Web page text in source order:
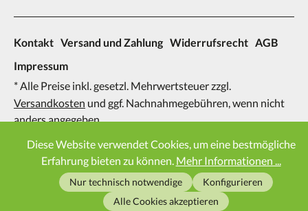
Kontakt Versand und Zahlung Widerrufsrecht AGB
Impressum
* Alle Preise inkl. gesetzl. Mehrwertsteuer zzgl.
Versandkosten und ggf. Nachnahmegebühren, wenn nicht
anders angegeben.
2026
Diese Website verwendet Cookies, um eine bestmögliche
Erfahrung bieten zu können. Mehr Informationen ...
Nur technisch notwendige
Konfigurieren
Alle Cookies akzeptieren